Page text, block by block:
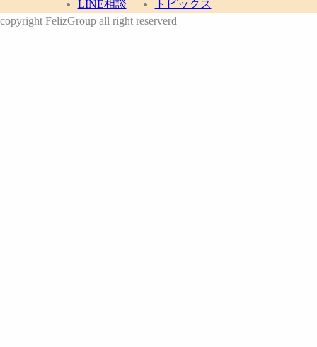
LINE相談
トピックス
copyright FelizGroup all right reserverd